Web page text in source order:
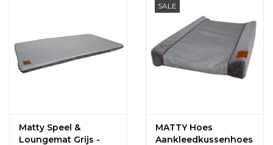
Matty Speel &
Loungemat Grijs -
SALE
MATTY Hoes
Aankleedkussenhoes